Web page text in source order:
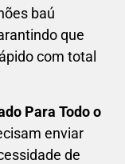
baú
que
com total
Para Todo o
enviar
de